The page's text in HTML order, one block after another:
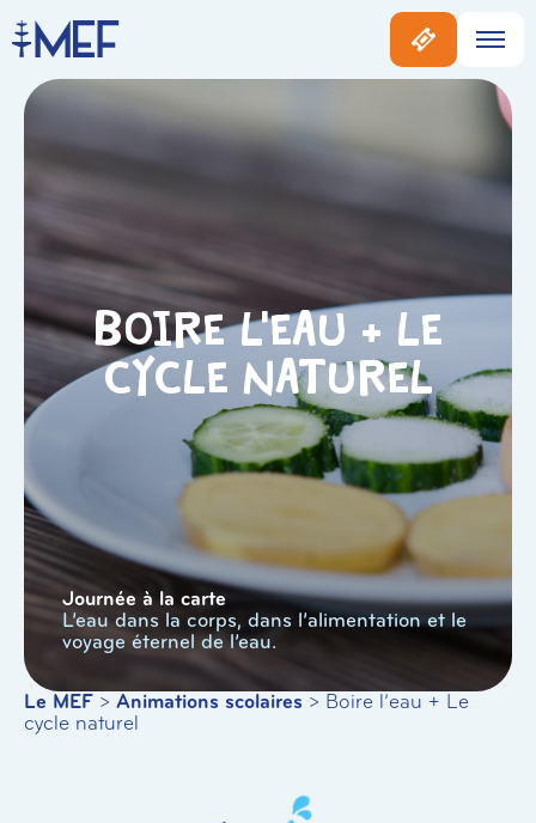
Boire l’eau + Le
cycle naturel
Journée à la carte
L’eau dans la corps, dans l’alimentation et le
voyage éternel de l’eau.
Le MEF > Animations scolaires > Boire l’eau + Le
cycle naturel